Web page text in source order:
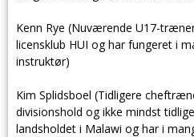
Kenn Rye (Nuværende U17-
licensklub HUI og har fungeret i
instruktør)
Kim Splidsboel (Tidligere
divisionshold og ikke mindst
landsholdet i Malawi og har i